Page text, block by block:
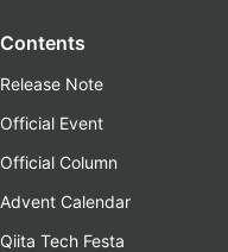
Contents
Release Note
Official Event
Official Column
Advent Calendar
Qiita Tech Festa